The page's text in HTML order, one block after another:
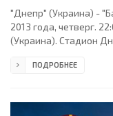
"Днепр" (Украина) -
2013 года, четверг.
(Украина). Стадион
Германия), видо
Кравченко, 53),
ПОДРОБНЕЕ